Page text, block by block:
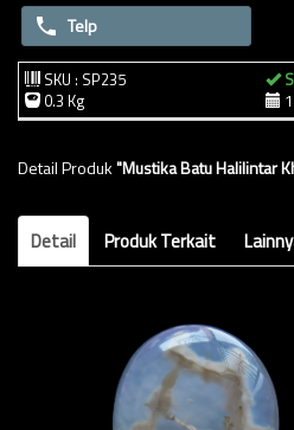
Telp
SKU : SP235
0.3 Kg
Detail Produk"Mustika Batu Halilintar
Detail Produk Terkait